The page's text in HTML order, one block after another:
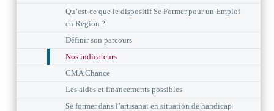
Qu’est-ce que le dispositif Se Former pour un Emploi
en Région ?
Définir son parcours
Nos indicateurs
CMA Chance
Les aides et financements possibles
Se former dans l’artisanat en situation de handicap